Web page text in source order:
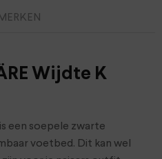
Wijdte K
een soepele zwarte
voetbed. Dit kan wel